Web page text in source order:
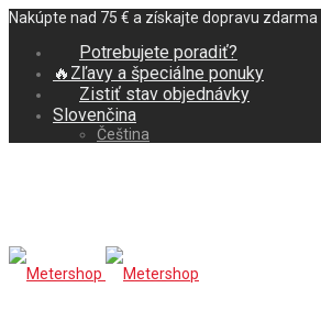
Nakúpte nad 75 € a získajte dopravu
Potrebujete poradiť?
🔥Zľavy a špeciálne ponuky
Zistiť stav objednávky
Slovenčina
Čeština